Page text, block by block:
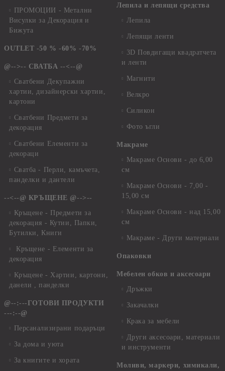
ПРОМОЦИИ - Метални
Висулки за Декорация и
Бижута
OUTLET -50 % -60% -70%
@-->-- СВАТБА --<--@
Сватбени Декупажни
хартии, дизайнерски хартии,
картони
Сватбени Предмети за
декорация
Сватбени Елементи за
декораци
Сватба - Перли, камъчета,
панделки и дантели
--<--@ КРЪЩЕНЕ @-->--
Кръщене - Предмети за
декорация - Кутии, Папки,
Бутилки, Книги
Кръщене - Елементи за
декорация
Кръщене - Хартии, картони,
данели , панделки
@--:---ГОТОВИ ПРОДУКТИ
---:--@
Персанализирани подаръци
За дома и уюта
За книгите и хората
Лепила и лепящи средства
Лепила
Лепящи ленти
3D Повдигащи квадратчета
и ленти
Магнити
Велкро
Силикон
Фото ъгли
Макраме
Макраме Основи - до 6,00
см
Макраме Основи - 7,00 -
15,00 см
Макраме Основи - над 15,00
см
Макраме - Други материали
Опаковки
Мебелен обков и аксесоари
Дръжки
Закачалки
Крака за мебели
Други аксесоари, материали
и инструменти
Моливи, маркери, химикали,